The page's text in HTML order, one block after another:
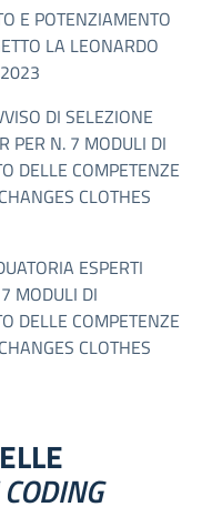
E POTENZIAMENTO
LA LEONARDO
DI SELEZIONE
PER N. 7 MODULI DI
DELLE COMPETENZE
CLOTHES
ESPERTI
MODULI DI
DELLE COMPETENZE
CLOTHES